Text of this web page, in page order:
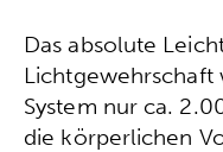
Das absolute
Lichtgewehrschaft
System nur ca.
die körperlichen